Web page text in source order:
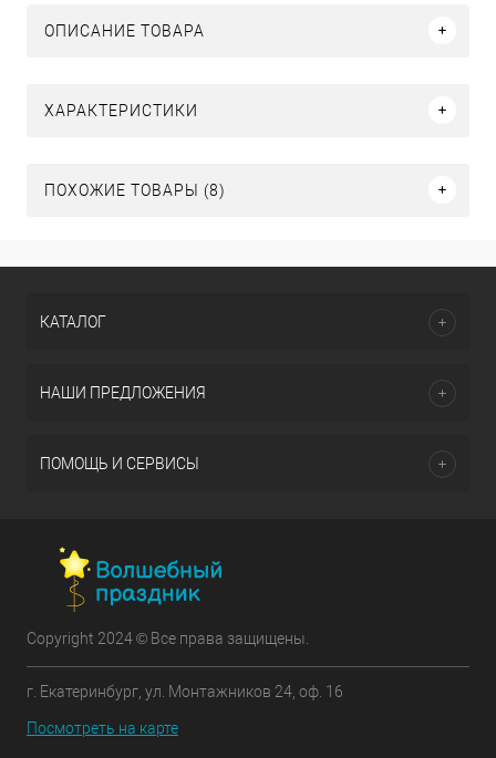
ОПИСАНИЕ ТОВАРА
ХАРАКТЕРИСТИКИ
ПОХОЖИЕ ТОВАРЫ (8)
КАТАЛОГ
НАШИ ПРЕДЛОЖЕНИЯ
ПОМОЩЬ И СЕРВИСЫ
Copyright 2024 © Все права защищены.
г. Екатеринбург, ул. Монтажников 24, оф. 16
Посмотреть на карте